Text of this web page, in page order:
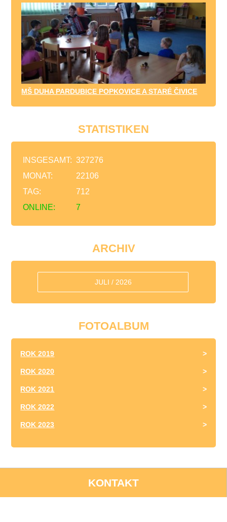
MŠ DUHA PARDUBICE POPKOVICE A STARÉ ČIVICE
STATISTIKEN
ONLINE: 7
INSGESAMT: 327276
MONAT:
22106
TAG:
712
ARCHIV
JULI / 2026
FOTOALBUM
ROK 2019
ROK 2020
ROK 2021
ROK 2022
ROK 2023
KONTAKT